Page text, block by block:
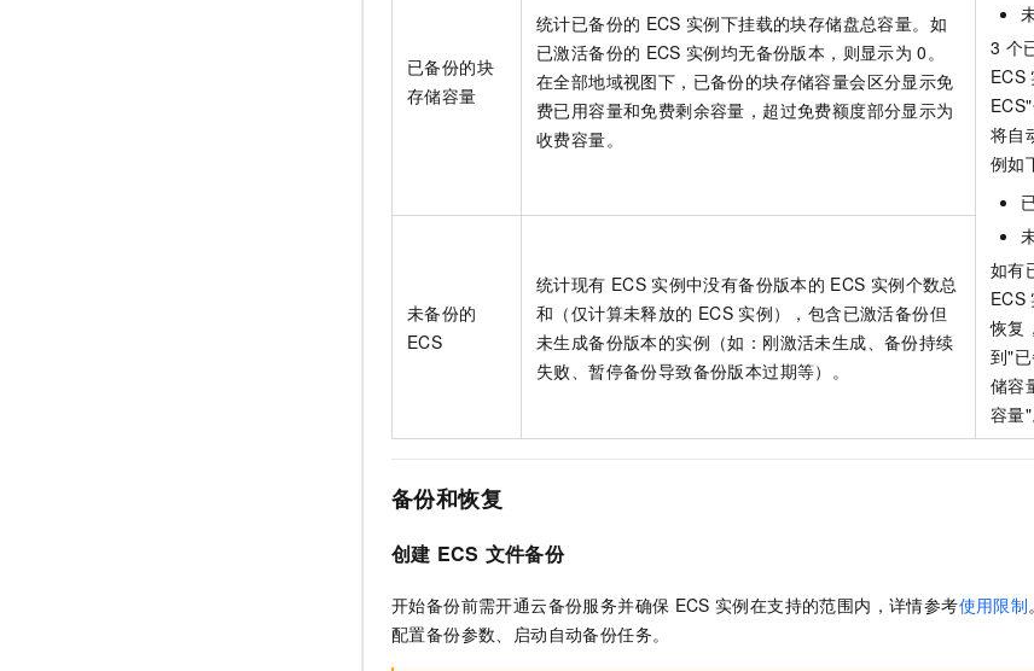
3 个
ECS
将自
例如
如有
ECS
恢复
到"
储容
容量"
已备份的块
存储容量
统计已备份的 ECS 实例下挂载的块存储盘总容量。如
已激活备份的 ECS 实例均无备份版本，则显示为 0。
在全部地域视图下，已备份的块存储容量会区分显示免
费已用容量和免费剩余容量，超过免费额度部分显示为
收费容量。
未备份的
ECS
统计现有 ECS 实例中没有备份版本的 ECS 实例个数总
和（仅计算未释放的 ECS 实例），包含已激活备份但
未生成备份版本的实例（如：刚激活未生成、备份持续
失败、暂停备份导致备份版本过期等）。
备份和恢复
创建 ECS 文件备份
开始备份前需开通云备份服务并确保 ECS 实例在支持的范围内，详情参考使用限制
配置备份参数、启动自动备份任务。